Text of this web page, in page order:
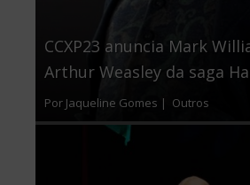
CCXP23 anuncia Mark
Arthur Weasley da saga
Por Jaqueline Gomes | Outros